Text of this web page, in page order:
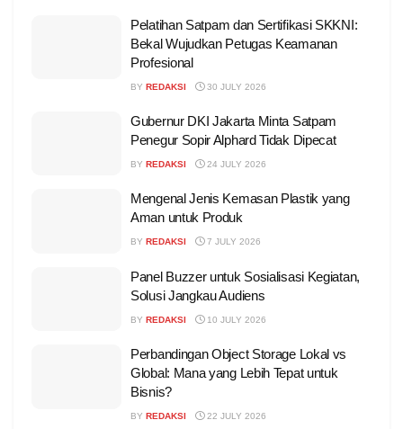
Pelatihan Satpam dan Sertifikasi SKKNI:
Bekal Wujudkan Petugas Keamanan
Profesional
BY REDAKSI 30 JULY 2026
Gubernur DKI Jakarta Minta Satpam
Penegur Sopir Alphard Tidak Dipecat
BY REDAKSI 24 JULY 2026
Mengenal Jenis Kemasan Plastik yang
Aman untuk Produk
BY REDAKSI 7 JULY 2026
Panel Buzzer untuk Sosialisasi Kegiatan,
Solusi Jangkau Audiens
BY REDAKSI 10 JULY 2026
Perbandingan Object Storage Lokal vs
Global: Mana yang Lebih Tepat untuk
Bisnis?
BY REDAKSI 22 JULY 2026